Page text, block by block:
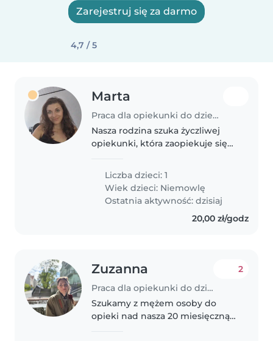
Zarejestruj się za darmo
4,7 / 5
Marta
Praca dla opiekunki do dziecka w Rybnik
Nasza rodzina szuka życzliwej
opiekunki, która zaopiekuje się
świata 7-miesięcznym synkiem.
Mile widziana umiejętność
pomocy w codziennych
obowiązkach..
Liczba dzieci: 1
Wiek dzieci: Niemowlę
Ostatnia aktywność: dzisiaj
20,00 zł/godz
Zuzanna
Praca dla opiekunki do dziecka w Rybnik
2
Szukamy z mężem osoby do
opieki nad nasza 20 miesięczną